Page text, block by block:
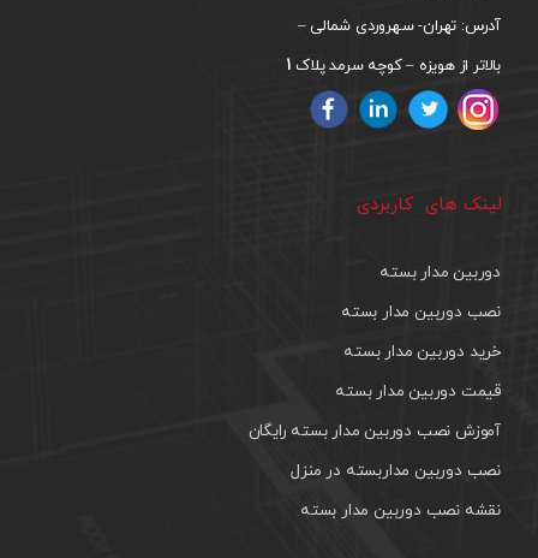
آدرس: تهران- سهروردی شمالی –
بالاتر از هویزه – کوچه سرمد پلاک 1
لینک های کاربردی
دوربین مدار بسته
نصب دوربین مدار بسته
خرید دوربین مدار بسته
قیمت دوربین مدار بسته
آموزش نصب دوربین مدار بسته رایگان
نصب دوربین مداربسته در منزل
نقشه نصب دوربین مدار بسته